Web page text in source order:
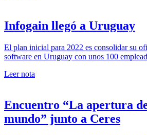
Infogain llegó a Uruguay
El plan inicial para 2022 es consolidar su
software en Uruguay con unos 100
Leer nota
Encuentro “La apertura
mundo” junto a Ceres